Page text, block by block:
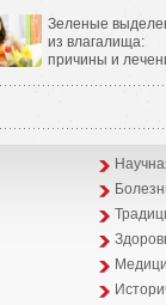
Зеленые
из влагалища:
причины и